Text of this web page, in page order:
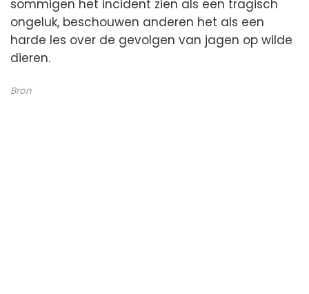
sommigen het incident zien als een tragisch
ongeluk, beschouwen anderen het als een
harde les over de gevolgen van jagen op wilde
dieren.
Bron